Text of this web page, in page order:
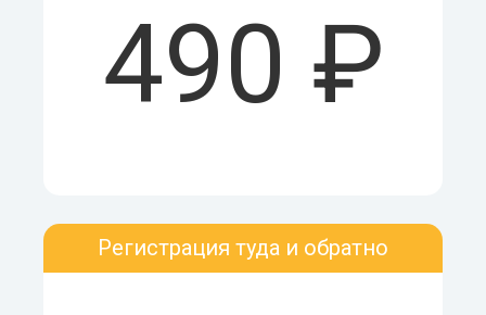
490 ₽
Регистрация туда и обратно